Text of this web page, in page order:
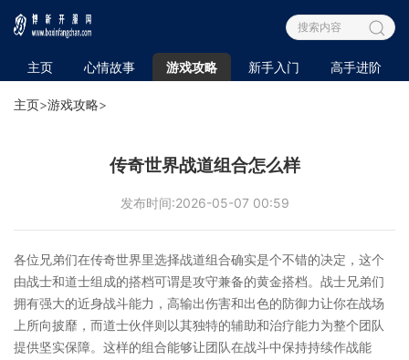
主页 心情故事 游戏攻略 新手入门 高手进阶
主页>游戏攻略>
传奇世界战道组合怎么样
发布时间:2026-05-07 00:59
各位兄弟们在传奇世界里选择战道组合确实是个不错的决定，这个
由战士和道士组成的搭档可谓是攻守兼备的黄金搭档。战士兄弟们
拥有强大的近身战斗能力，高输出伤害和出色的防御力让你在战场
上所向披靡，而道士伙伴则以其独特的辅助和治疗能力为整个团队
提供坚实保障。这样的组合能够让团队在战斗中保持持续作战能